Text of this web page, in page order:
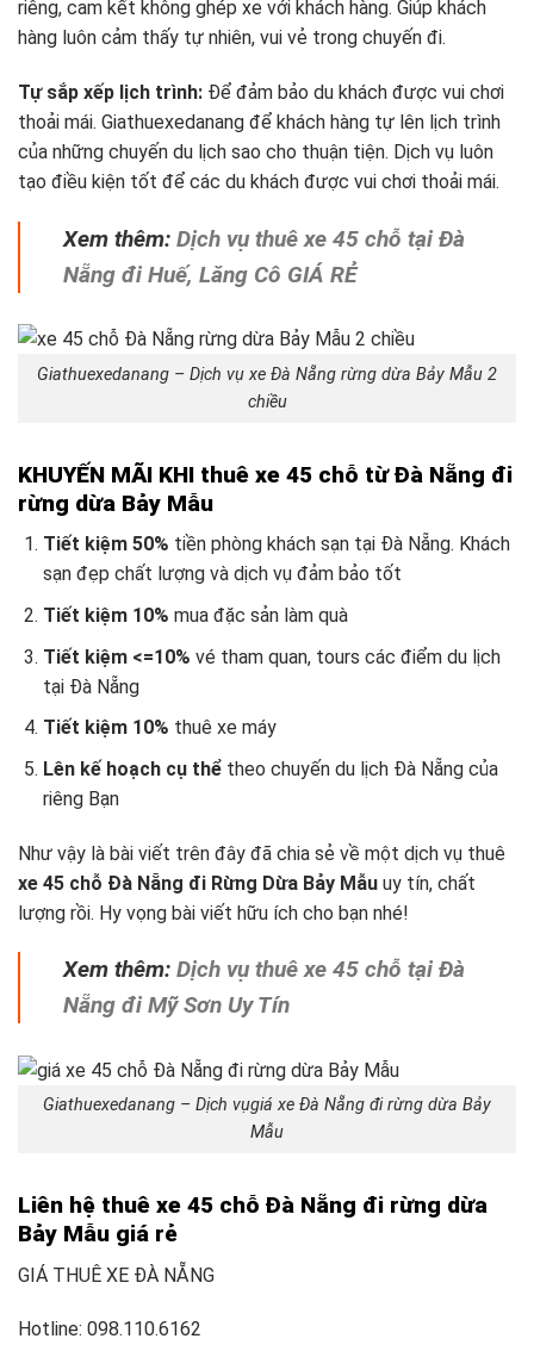
riêng, cam kết không ghép xe với khách hàng. Giúp khách
hàng luôn cảm thấy tự nhiên, vui vẻ trong chuyến đi.
Tự sắp xếp lịch trình: Để đảm bảo du khách được vui chơi
thoải mái. Giathuexedanang để khách hàng tự lên lịch trình
của những chuyến du lịch sao cho thuận tiện. Dịch vụ luôn
tạo điều kiện tốt để các du khách được vui chơi thoải mái.
Xem thêm: Dịch vụ thuê xe 45 chỗ tại Đà
Nẵng đi Huế, Lăng Cô GIÁ RẺ
Giathuexedanang – Dịch vụ xe Đà Nẵng rừng dừa Bảy Mẫu 2
chiều
KHUYẾN MÃI KHI thuê xe 45 chỗ từ Đà Nẵng đi
rừng dừa Bảy Mẫu
Tiết kiệm 50% tiền phòng khách sạn tại Đà Nẵng. Khách
sạn đẹp chất lượng và dịch vụ đảm bảo tốt
Tiết kiệm 10% mua đặc sản làm quà
Tiết kiệm <=10% vé tham quan, tours các điểm du lịch
tại Đà Nẵng
Tiết kiệm 10% thuê xe máy
Lên kế hoạch cụ thể theo chuyến du lịch Đà Nẵng của
riêng Bạn
Như vậy là bài viết trên đây đã chia sẻ về một dịch vụ thuê
xe 45 chỗ Đà Nẵng đi Rừng Dừa Bảy Mẫu uy tín, chất
lượng rồi. Hy vọng bài viết hữu ích cho bạn nhé!
Xem thêm: Dịch vụ thuê xe 45 chỗ tại Đà
Nẵng đi Mỹ Sơn Uy Tín
Giathuexedanang – Dịch vụgiá xe Đà Nẵng đi rừng dừa Bảy
Mẫu
Liên hệ thuê xe 45 chỗ Đà Nẵng đi rừng dừa
Bảy Mẫu giá rẻ
GIÁ THUÊ XE ĐÀ NẴNG
Hotline: 098.110.6162